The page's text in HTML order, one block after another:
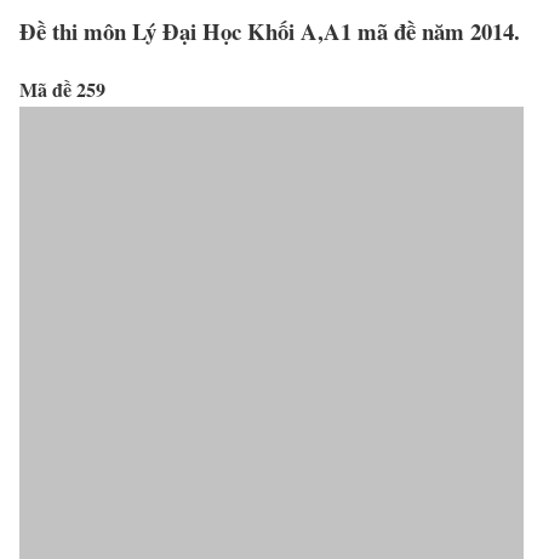
Đề thi môn Lý Đại Học Khối A,A1 mã đề năm 2014.
Mã đề 259